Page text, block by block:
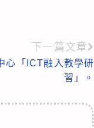
下一篇文章
心「ICT融入教學研
習」。